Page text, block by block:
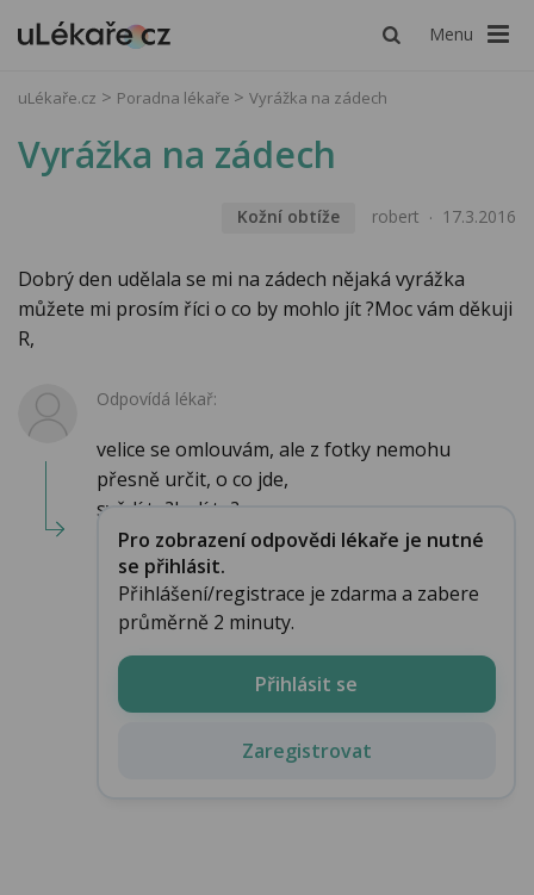
Menu
uLékaře.cz Poradna lékaře Vyrážka na zádech
Vyrážka na zádech
Kožní obtíže robert 17.3.2016
Dobrý den udělala se mi na zádech nějaká vyrážka
můžete mi prosím říci o co by mohlo jít ?Moc vám děkuji
R,
Odpovídá lékař:
velice se omlouvám, ale z fotky nemohu
přesně určit, o co jde,
svědí to?bolí to?...
Pro zobrazení odpovědi lékaře je nutné
se přihlásit.
Přihlášení/registrace je zdarma a zabere
průměrně 2 minuty.
Přihlásit se
Zaregistrovat